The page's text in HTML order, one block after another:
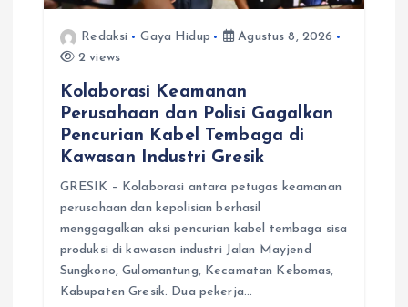
Redaksi Gaya Hidup
Agustus 8, 2026
2 views
Kolaborasi Keamanan
Perusahaan dan Polisi Gagalkan
Pencurian Kabel Tembaga di
Kawasan Industri Gresik
GRESIK – Kolaborasi antara petugas keamanan
perusahaan dan kepolisian berhasil
menggagalkan aksi pencurian kabel tembaga sisa
produksi di kawasan industri Jalan Mayjend
Sungkono, Gulomantung, Kecamatan Kebomas,
Kabupaten Gresik. Dua pekerja…